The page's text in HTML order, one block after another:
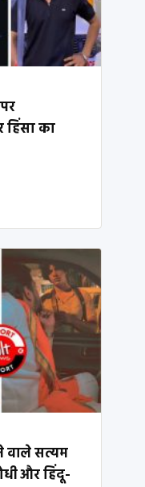
हिंसा का
वाले सत्यम
और हिंदू-